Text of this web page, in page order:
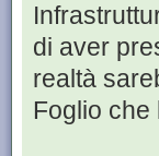
di aver
realtà
Foglio